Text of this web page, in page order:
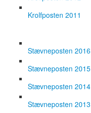
Krolfposten 2011
Stævneposten 2016
Stævneposten 2015
Stævneposten 2014
Stævneposten 2013